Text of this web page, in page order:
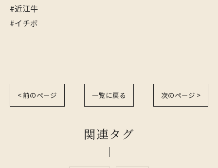
#近江牛
#イチボ
< 前のページ 一覧に戻る 次のページ >
関連タグ